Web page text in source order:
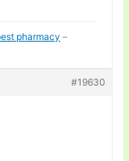
pharmacy –
#19630